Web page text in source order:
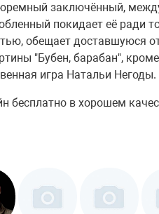
заключённый,
покидает её ради
обещает доставшуюся
"Бубен, барабан",
игра Натальи Негоды.
бесплатно в хорошем